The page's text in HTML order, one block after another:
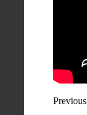
Previous